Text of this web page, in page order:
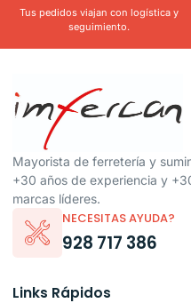
Tus pedidos viajan con logística y
seguimiento.
Mayorista de ferretería y
+30 años de experiencia y
marcas líderes.
NECESITAS AYUDA?
928 717 386
Links Rápidos